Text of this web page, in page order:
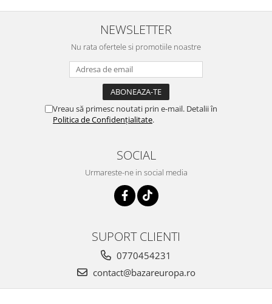
NEWSLETTER
Nu rata ofertele si promotiile noastre
Vreau să primesc noutati prin e-mail. Detalii în
Politica de Confidențialitate.
SOCIAL
Urmareste-ne in social media
SUPORT CLIENTI
0770454231
contact@bazareuropa.ro